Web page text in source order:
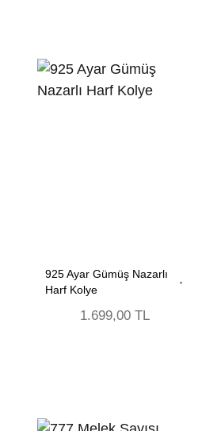
925 Ayar Gümüş Nazarlı
Harf Kolye
1.699,00 TL